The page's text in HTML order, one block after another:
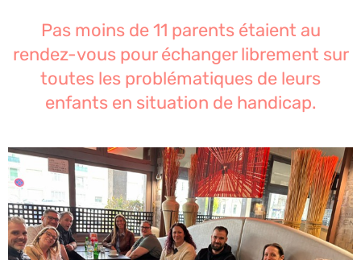
Pas moins de 11 parents étaient au
rendez-vous pour échanger librement sur
toutes les problématiques de leurs
enfants en situation de handicap.